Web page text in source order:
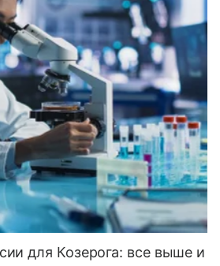
для Козерога: все выше и